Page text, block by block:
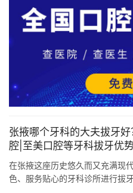
张掖哪个牙科的大夫拔牙
腔|至美口腔等牙科拔牙优
在张掖这座历史悠久而又充满现
色、服务贴心的牙科诊所进行拔